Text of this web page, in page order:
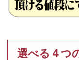
選べる４つ